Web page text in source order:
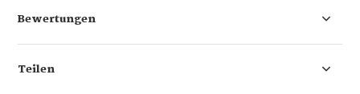
Bewertungen
Teilen